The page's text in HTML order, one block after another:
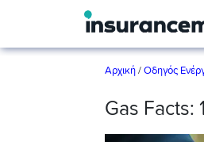
Αρχική / Οδηγός
Gas Facts: